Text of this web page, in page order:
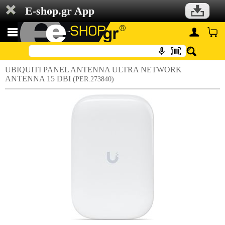
E-shop.gr App
UBIQUITI PANEL ANTENNA ULTRA NETWORK
ANTENNA 15 DBI (PER.273840)